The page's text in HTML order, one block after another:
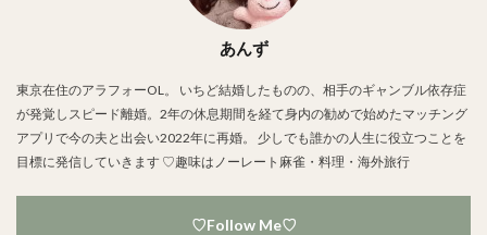
あんず
東京在住のアラフォーOL。 いちど結婚したものの、相手のギャンブル依存症
が発覚しスピード離婚。2年の休息期間を経て身内の勧めで始めたマッチング
アプリで今の夫と出会い2022年に再婚。 少しでも誰かの人生に役立つことを
目標に発信していきます ♡趣味はノーレート麻雀・料理・海外旅行
♡Follow Me♡